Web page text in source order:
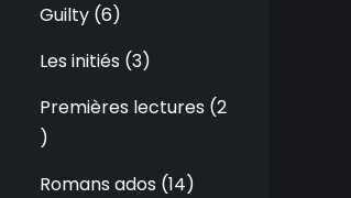
Guilty 6
Les initiés 3
Premières lectures 2
Romans ados 14